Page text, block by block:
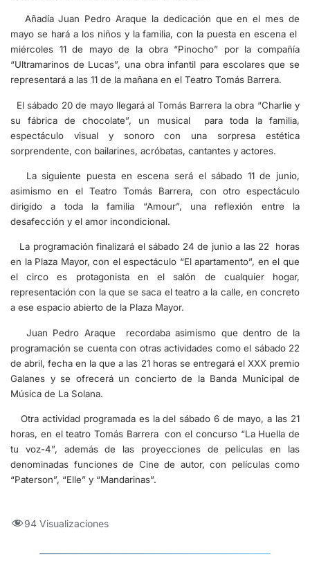
Añadía Juan Pedro Araque la dedicación que en el mes de
mayo se hará a los niños y la familia, con la puesta en escena el
miércoles 11 de mayo de la obra “Pinocho” por la compañía
“Ultramarinos de Lucas”, una obra infantil para escolares que se
representará a las 11 de la mañana en el Teatro Tomás Barrera.
El sábado 20 de mayo llegará al Tomás Barrera la obra “Charlie y
su fábrica de chocolate”, un musical para toda la familia,
espectáculo visual y sonoro con una sorpresa estética
sorprendente, con bailarines, acróbatas, cantantes y actores.
La siguiente puesta en escena será el sábado 11 de junio,
asimismo en el Teatro Tomás Barrera, con otro espectáculo
dirigido a toda la familia “Amour”, una reflexión entre la
desafección y el amor incondicional.
La programación finalizará el sábado 24 de junio a las 22 horas
en la Plaza Mayor, con el espectáculo “El apartamento”, en el que
el circo es protagonista en el salón de cualquier hogar,
representación con la que se saca el teatro a la calle, en concreto
a ese espacio abierto de la Plaza Mayor.
Juan Pedro Araque recordaba asimismo que dentro de la
programación se cuenta con otras actividades como el sábado 22
de abril, fecha en la que a las 21 horas se entregará el XXX premio
Galanes y se ofrecerá un concierto de la Banda Municipal de
Música de La Solana.
Otra actividad programada es la del sábado 6 de mayo, a las 21
horas, en el teatro Tomás Barrera con el concurso “La Huella de
tu voz-4”, además de las proyecciones de películas en las
denominadas funciones de Cine de autor, con películas como
“Paterson”, “Elle” y “Mandarinas”.
94 Visualizaciones